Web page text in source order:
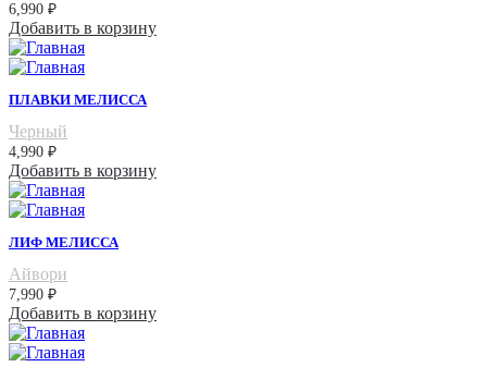
6,990 ₽
Добавить в корзину
ПЛАВКИ МЕЛИССА
Черный
4,990 ₽
Добавить в корзину
ЛИФ МЕЛИССА
Айвори
7,990 ₽
Добавить в корзину